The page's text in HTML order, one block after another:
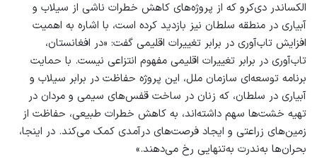
الکساندر دی‌کرو که از پروژه‌های کاهش خطرات ناشی از سیلاب و
آبیاری در منطقه سلطان نیز بازدید کرده است، با اشاره به اهمیت
افزایش تاب‌آوری در برابر تغییرات اقلیمی گفت: «در افغانستان،
تاب‌آوری در برابر تغییرات اقلیمی مفهوم انتزاعی نیست. با حمایت
برنامه توسعه‌ای سازمان ملل، این پروژه حفاظت در برابر سیلاب و
آبیاری در سلطان، که زنان در ساخت قفس‌های سیمی و مردان در
تهیه خشت‌ها سهم داشته‌اند، به کاهش خطرات طبیعی، حفاظت از
زمین‌های زراعتی و ایجاد فرصت‌های درآمدی کمک می‌کند. در اینجا،
بحران‌ها به‌ندرت به‌تنهایی رخ می‌دهند.»